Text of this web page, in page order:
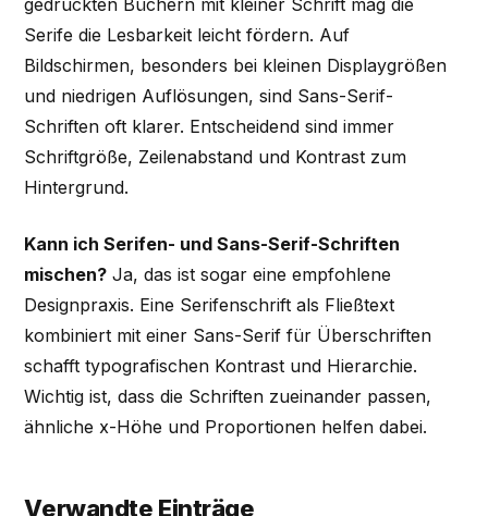
Serife die Lesbarkeit leicht fördern. Auf
Bildschirmen, besonders bei kleinen Displaygrößen
und niedrigen Auflösungen, sind Sans-Serif-
Schriften oft klarer. Entscheidend sind immer
Schriftgröße, Zeilenabstand und Kontrast zum
Hintergrund.
Kann ich Serifen- und Sans-Serif-Schriften
mischen? Ja, das ist sogar eine empfohlene
Designpraxis. Eine Serifenschrift als Fließtext
kombiniert mit einer Sans-Serif für Überschriften
schafft typografischen Kontrast und Hierarchie.
Wichtig ist, dass die Schriften zueinander passen,
ähnliche x-Höhe und Proportionen helfen dabei.
Verwandte Einträge